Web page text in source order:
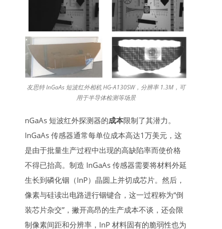
友思特 InGaAs 短波红外相机 HG-A130SW，分辨率 1.3M，可
用于半导体检测等场景
nGaAs 短波红外探测器的成本限制了其潜力。
InGaAs 传感器通常每单位成本高达1万美元，这
是由于批量生产过程中出现的高缺陷率而使价格
不得已抬高。制造 InGaAs 传感器需要将材料外延
生长到磷化铟（InP）晶圆上并切成芯片。然后，
像素与硅读出电路进行铟键合，这一过程称为“倒
装芯片杂交”，撇开高昂的生产成本不谈，还会限
制像素间距和分辨率，InP 材料固有的脆弱性也为